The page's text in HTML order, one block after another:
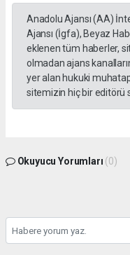
Anadolu Ajansı (AA)
Ajansı (İgfa), Beyaz
eklenen tüm haberler,
olmadan ajans
yer alan hukuki
sitemizin hiç bir editörü
Okuyucu Yorumları (0)